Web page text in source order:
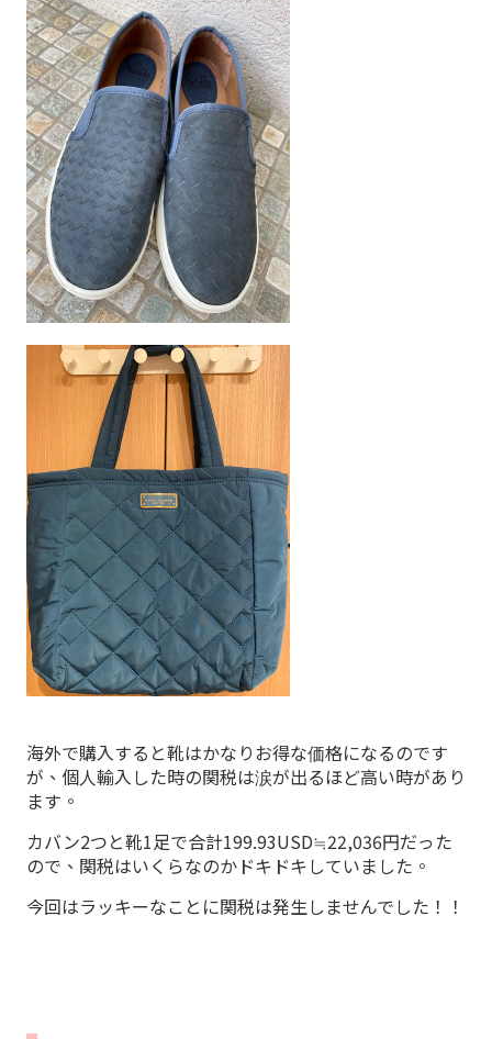
海外で購入すると靴はかなりお得な価格になるのです
が、個人輸入した時の関税は涙が出るほど高い時があり
ます。
カバン2つと靴1足で合計199.93USD≒22,036円だった
ので、関税はいくらなのかドキドキしていました。
今回はラッキーなことに関税は発生しませんでした！！